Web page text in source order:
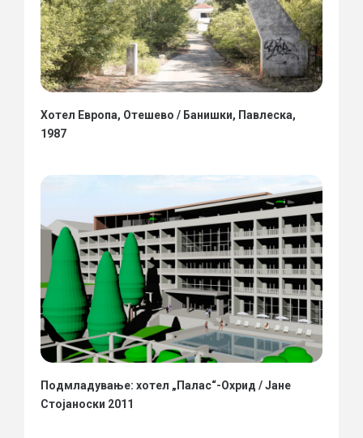
Хотел Европа, Отешево / Банишки, Павлеска,
1987
Подмладување: хотел „Палас“-Охрид / Јане
Стојаноски 2011